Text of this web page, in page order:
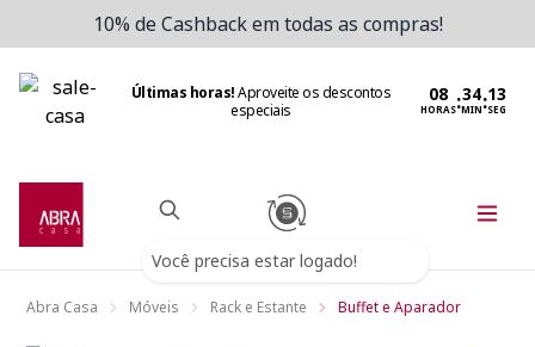
10% de Cashback em todas as compras!
Últimas horas!Aproveite os descontos
especiais
HORAS:MIN:SEG
Você precisa estar logado!
Abra Casa Móveis Rack e Estante Buffet e Aparador